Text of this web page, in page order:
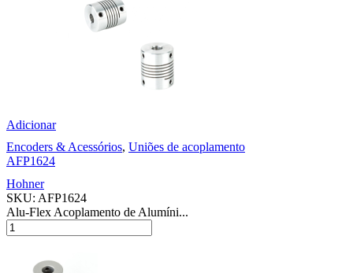
Adicionar
Encoders & Acessórios, Uniões de acoplamento
AFP1624
Hohner
SKU: AFP1624
Alu-Flex Acoplamento de Alumíni...